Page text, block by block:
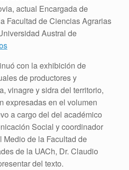
actual Encargada de
Facultad de Ciencias Agrarias
Austral de
con la exhibición de
de productores y
vinagre y sidra del territorio,
expresadas en el volumen
a cargo del del académico
Social y coordinador
de la Facultad de
de la UACh, Dr. Claudio
del texto.